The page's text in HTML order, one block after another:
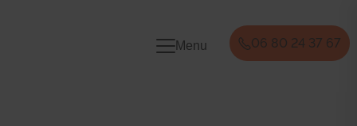
Menu 06 80 24 37 67